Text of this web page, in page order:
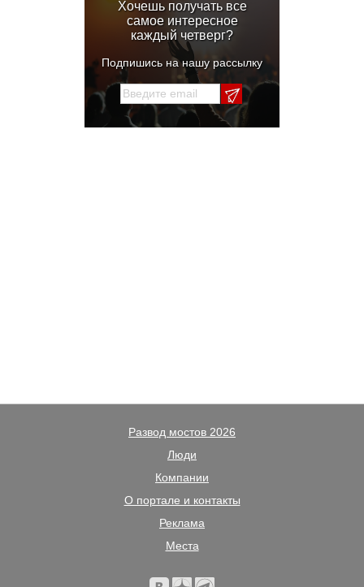
Хочешь получать все
самое интересное
каждый четверг?
Подпишись на нашу рассылку
Развод мостов 2026
Люди
Компании
О портале и контакты
Реклама
Места